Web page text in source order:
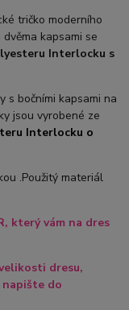
tričko moderního
kapsami se
Interlocku s
s bočními kapsami na
jsou vyrobené ze
Interlocku o
.Použitý materiál
který vám na dres
dresu,
do